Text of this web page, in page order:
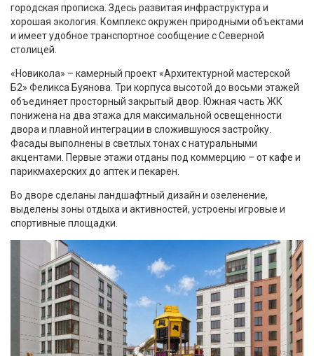
городская прописка. Здесь развитая инфраструктура и
хорошая экология. Комплекс окружен природными объектами
и имеет удобное транспортное сообщение с Северной
столицей.
«Новикола» – камерный проект «Архитектурной мастерской
Б2» Феликса Буянова. Три корпуса высотой до восьми этажей
объединяет просторный закрытый двор. Южная часть ЖК
понижена на два этажа для максимальной освещенности
двора и плавной интеграции в сложившуюся застройку.
Фасады выполнены в светлых тонах с натуральными
акцентами. Первые этажи отданы под коммерцию – от кафе и
парикмахерских до аптек и пекарен.
Во дворе сделаны ландшафтный дизайн и озеленение,
выделены зоны отдыха и активностей, устроены игровые и
спортивные площадки.